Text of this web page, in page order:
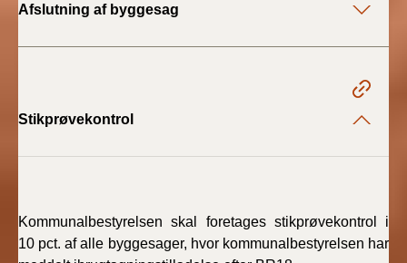
Afslutning af byggesag
Stikprøvekontrol
Kommunalbestyrelsen skal foretages stikprøvekontrol i
10 pct. af alle byggesager, hvor kommunalbestyrelsen har